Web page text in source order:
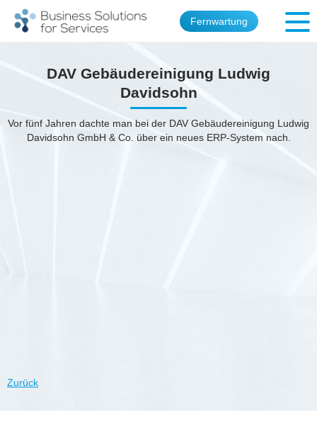
Fernwartung
DAV Gebäudereinigung Ludwig
Davidsohn
Vor fünf Jahren dachte man bei der DAV Gebäudereinigung Ludwig
Davidsohn GmbH & Co. über ein neues ERP-System nach.
Zurück